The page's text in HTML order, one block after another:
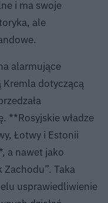
i ma swoje
ale
alarmujące
Kremla dotyczącą
**Rosyjskie władze
Łotwy i Estonii
a nawet jako
Zachodu”. Taka
usprawiedliwienie